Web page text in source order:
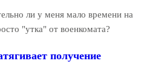
ли у меня мало времени на
"утка" от военкомата?
получение